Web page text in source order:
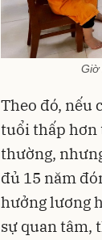
Giờ
Theo đó, nếu
tuổi thấp hơn
thường,
đủ 15 năm
hưởng lương
sự quan tâm,